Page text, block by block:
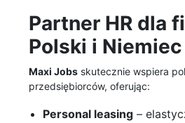
Partner HR dla
Polski i Niemiec
Maxi Jobs skutecznie wspiera
przedsiębiorców, oferując:
Personal leasing –